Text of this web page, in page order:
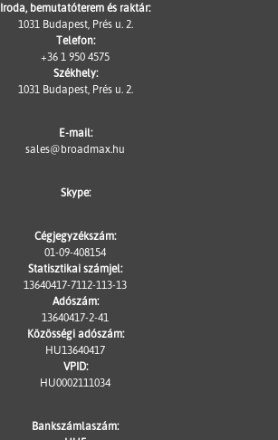
Iroda, bemutatóterem és raktár:
1031 Budapest, Prés u. 2.
Telefon:
+36 1 950 4575
Székhely:
1031 Budapest, Prés u. 2.
E-mail:
sales@broadmax.hu
Skype:
Cégjegyzékszám:
01-09-408154
Statisztikai számjel:
13640417-7112-113-13
Adószám:
13640417-2-41
Közösségi adószám:
HU13640417
VPID:
HU0002111034
Bankszámlaszám: